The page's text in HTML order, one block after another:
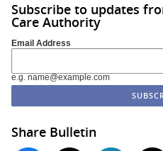
Subscribe to updates
Care Authority
Email Address
e.g. name@example.com
Share Bulletin